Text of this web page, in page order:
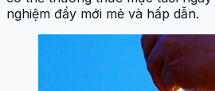
nghiệm đầy mới mẻ và hấp dẫn.